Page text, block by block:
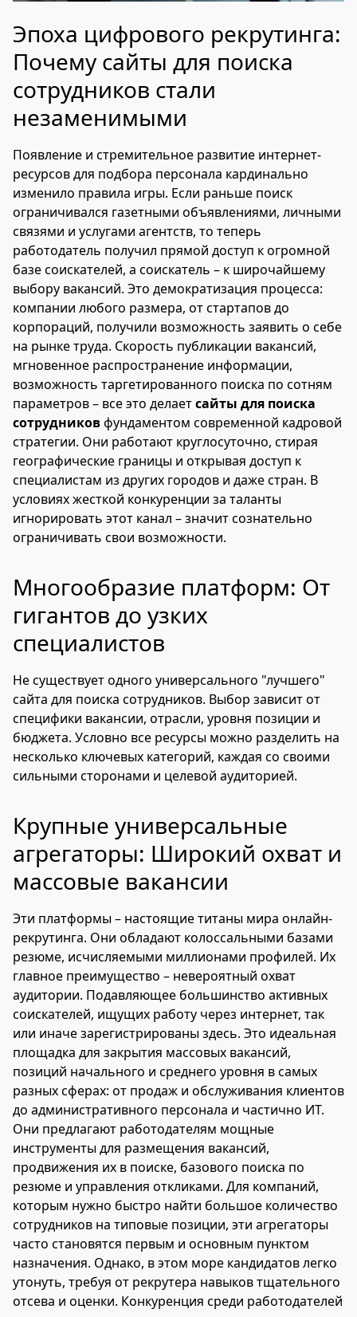
Эпоха цифрового рекрутинга:
Почему сайты для поиска
сотрудников стали
незаменимыми
Появление и стремительное развитие интернет-
ресурсов для подбора персонала кардинально
изменило правила игры. Если раньше поиск
ограничивался газетными объявлениями, личными
связями и услугами агентств, то теперь
работодатель получил прямой доступ к огромной
базе соискателей, а соискатель – к широчайшему
выбору вакансий. Это демократизация процесса:
компании любого размера, от стартапов до
корпораций, получили возможность заявить о себе
на рынке труда. Скорость публикации вакансий,
мгновенное распространение информации,
возможность таргетированного поиска по сотням
параметров – все это делаетсайты для поиска
сотрудниковфундаментом современной кадровой
стратегии. Они работают круглосуточно, стирая
географические границы и открывая доступ к
специалистам из других городов и даже стран. В
условиях жесткой конкуренции за таланты
игнорировать этот канал – значит сознательно
ограничивать свои возможности.
Многообразие платформ: От
гигантов до узких
специалистов
Не существует одного универсального "лучшего"
сайта для поиска сотрудников. Выбор зависит от
специфики вакансии, отрасли, уровня позиции и
бюджета. Условно все ресурсы можно разделить на
несколько ключевых категорий, каждая со своими
сильными сторонами и целевой аудиторией.
Крупные универсальные
агрегаторы: Широкий охват и
массовые вакансии
Эти платформы – настоящие титаны мира онлайн-
рекрутинга. Они обладают колоссальными базами
резюме, исчисляемыми миллионами профилей. Их
главное преимущество – невероятный охват
аудитории. Подавляющее большинство активных
соискателей, ищущих работу через интернет, так
или иначе зарегистрированы здесь. Это идеальная
площадка для закрытия массовых вакансий,
позиций начального и среднего уровня в самых
разных сферах: от продаж и обслуживания клиентов
до административного персонала и частично ИТ.
Они предлагают работодателям мощные
инструменты для размещения вакансий,
продвижения их в поиске, базового поиска по
резюме и управления откликами. Для компаний,
которым нужно быстро найти большое количество
сотрудников на типовые позиции, эти агрегаторы
часто становятся первым и основным пунктом
назначения. Однако, в этом море кандидатов легко
утонуть, требуя от рекрутера навыков тщательного
отсева и оценки. Конкуренция среди работодателей